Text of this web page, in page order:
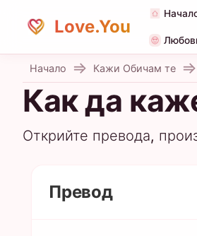
Love.You
Начало Кажи Обичам те
Как да
Открийте превода,
Превод